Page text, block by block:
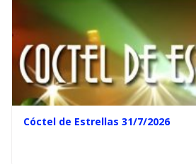
Cóctel de Estrellas 31/7/2026